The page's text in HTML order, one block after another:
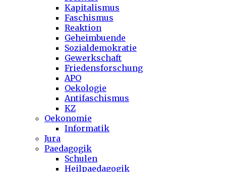
Kapitalismus
Faschismus
Reaktion
Geheimbuende
Sozialdemokratie
Gewerkschaft
Friedensforschung
APO
Oekologie
Antifaschismus
KZ
Oekonomie
Informatik
Jura
Paedagogik
Schulen
Heilpaedagogik